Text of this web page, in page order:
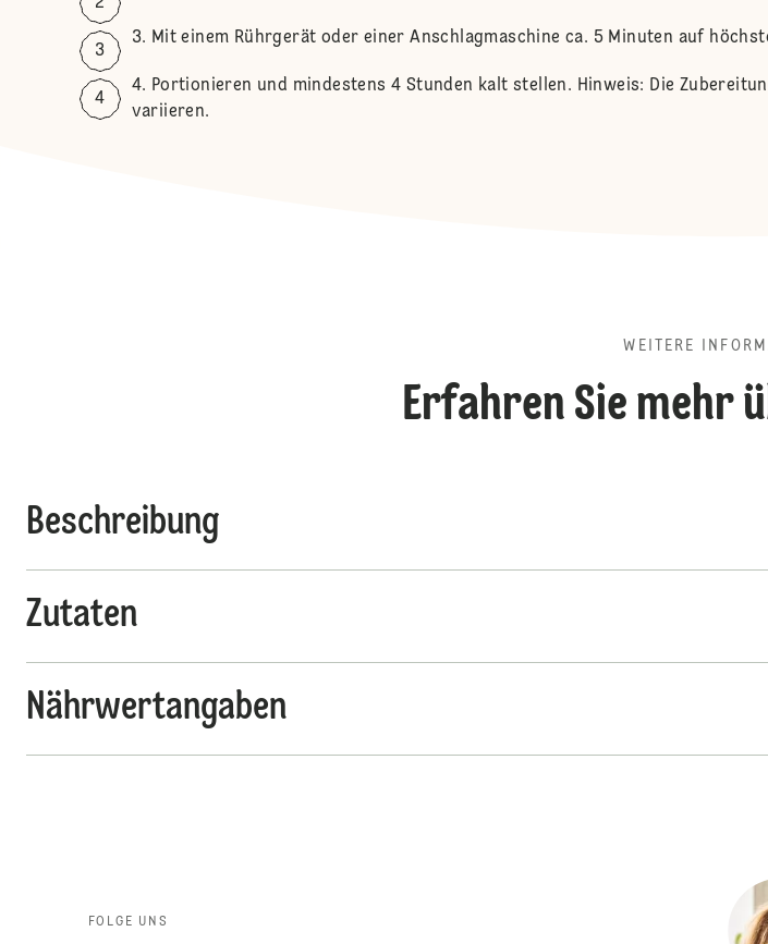
Mit einem Rührgerät oder einer Anschlagmaschine ca. 5 Minuten auf
Portionieren und mindestens 4 Stunden kalt stellen. Hinweis: Die
variieren.
WEITERE
Erfahren Sie mehr
Beschreibung
Zutaten
Nährwertangaben
FOLGE UNS